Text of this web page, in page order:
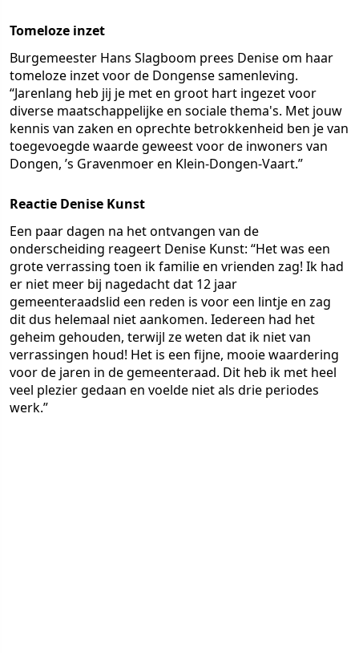
Tomeloze inzet
Burgemeester Hans Slagboom prees Denise om haar
tomeloze inzet voor de Dongense samenleving.
“Jarenlang heb jij je met en groot hart ingezet voor
diverse maatschappelijke en sociale thema's. Met jouw
kennis van zaken en oprechte betrokkenheid ben je van
toegevoegde waarde geweest voor de inwoners van
Dongen, ’s Gravenmoer en Klein-Dongen-Vaart.”
Reactie Denise Kunst
Een paar dagen na het ontvangen van de
onderscheiding reageert Denise Kunst: “Het was een
grote verrassing toen ik familie en vrienden zag! Ik had
er niet meer bij nagedacht dat 12 jaar
gemeenteraadslid een reden is voor een lintje en zag
dit dus helemaal niet aankomen. Iedereen had het
geheim gehouden, terwijl ze weten dat ik niet van
verrassingen houd! Het is een fijne, mooie waardering
voor de jaren in de gemeenteraad. Dit heb ik met heel
veel plezier gedaan en voelde niet als drie periodes
werk.”